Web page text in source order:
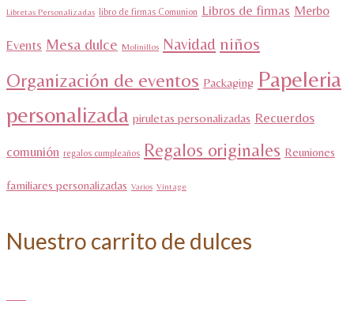
Libretas Personalizadas libro de firmas Comunion Libros de firmas Merbo
Events Mesa dulce Molinillos Navidad niños
Organización de eventos Packaging Papeleria
personalizada piruletas personalizadas Recuerdos
comunión regalos cumpleaños Regalos originales Reuniones
familiares personalizadas Varios Vintage
Nuestro carrito de dulces